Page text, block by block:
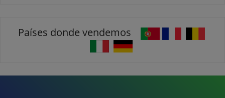
Países donde vendemos